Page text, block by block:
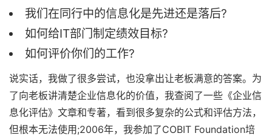
我们在同行中的信息化是先进还是落后?
如何给IT部门制定绩效目标?
如何评价你们的工作?
说实话，我做了很多尝试，也没拿出让老板满意的答案。为
了向老板讲清楚企业信息化的价值，我查阅了一些《企业信
息化评估》文章和专著，看到很多复杂的公式和评估方法，
但根本无法使用;2006年，我参加了COBIT Foundation培